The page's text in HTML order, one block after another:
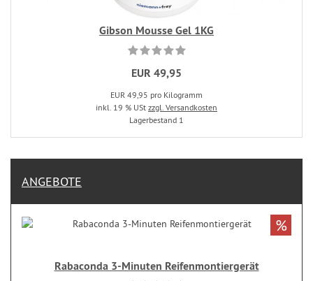
Gibson Mousse Gel 1KG
EUR 49,95
EUR 49,95 pro Kilogramm
inkl. 19 % USt zzgl. Versandkosten
Lagerbestand 1
ANGEBOTE
Rabaconda 3-Minuten Reifenmontiergerät
%